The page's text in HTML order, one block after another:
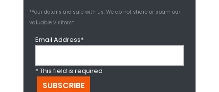
*Your details are safe with us. We do not share or spam our
valuable visitors*
Email Address*
* This field is required